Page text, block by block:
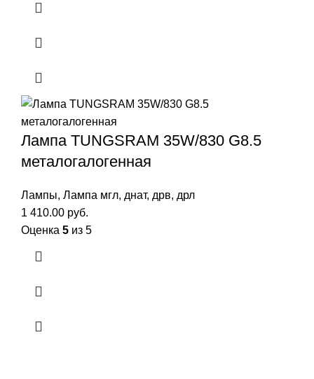
Лампа TUNGSRAM 35W/830 G8.5
металогалогенная
Лампы, Лампа мгл, днат, дрв, дрл
1 410.00 руб.
Оценка 5 из 5